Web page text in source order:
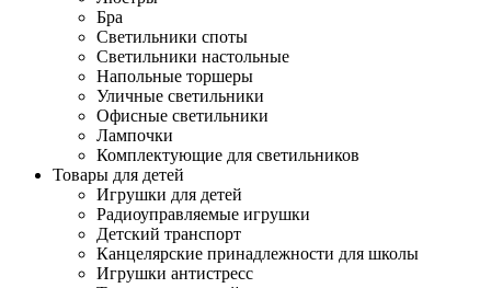
Бра
Светильники споты
Светильники настольные
Напольные торшеры
Уличные светильники
Офисные светильники
Лампочки
Комплектующие для светильников
Товары для детей
Игрушки для детей
Радиоуправляемые игрушки
Детский транспорт
Канцелярские принадлежности для школы
Игрушки антистресс